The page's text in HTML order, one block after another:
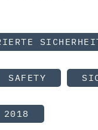
SAFETY
2018